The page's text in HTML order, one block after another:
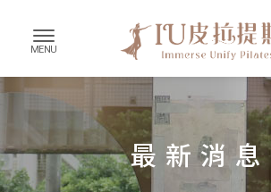
最新消息